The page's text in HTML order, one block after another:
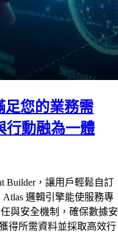
足您的業務需
行動融為一體
Builder，讓用戶輕鬆自訂
邏輯引擎能使服務專
與安全機制，確保數據安
得所需資料並採取高效行